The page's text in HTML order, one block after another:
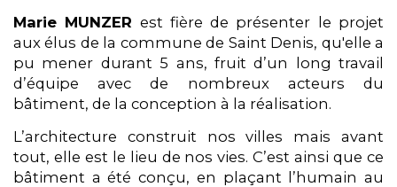
Marie MUNZER est fière de présenter le projet
aux élus de la commune de Saint Denis, qu'elle a
pu mener durant 5 ans, fruit d’un long travail
d’équipe avec de nombreux acteurs du
bâtiment, de la conception à la réalisation.
L’architecture construit nos villes mais avant
tout, elle est le lieu de nos vies. C’est ainsi que ce
bâtiment a été conçu, en plaçant l’humain au